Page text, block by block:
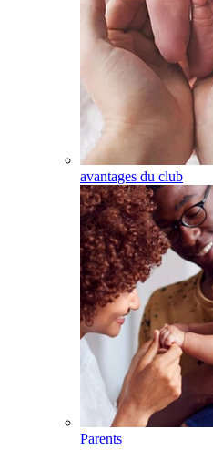
avantages du club
Parents